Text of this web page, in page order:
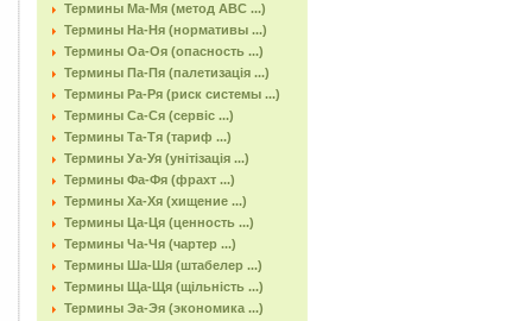
Термины Ма-Мя (метод АВС ...)
Термины На-Ня (нормативы ...)
Термины Оа-Оя (опасность ...)
Термины Па-Пя (палетизація ...)
Термины Ра-Ря (риск системы ...)
Термины Са-Ся (сервіс ...)
Термины Та-Тя (тариф ...)
Термины Уа-Уя (унітізація ...)
Термины Фа-Фя (фрахт ...)
Термины Ха-Хя (хищение ...)
Термины Ца-Ця (ценность ...)
Термины Ча-Чя (чартер ...)
Термины Ша-Шя (штабелер ...)
Термины Ща-Щя (щільність ...)
Термины Эа-Эя (экономика ...)